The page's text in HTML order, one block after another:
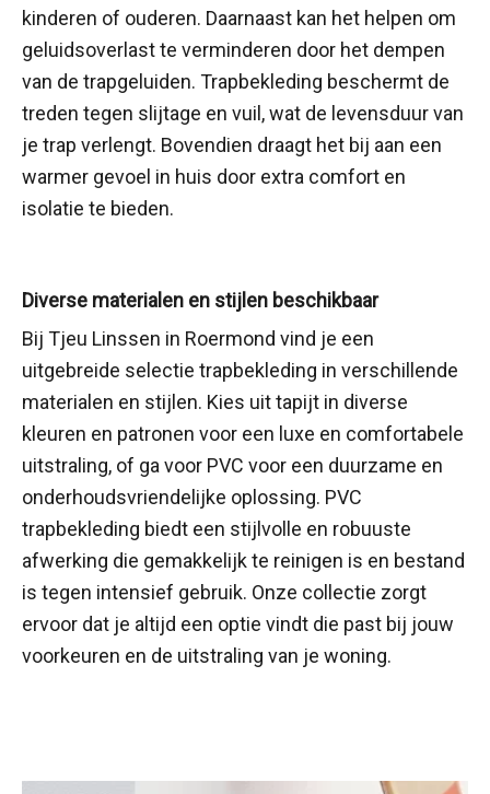
kinderen of ouderen. Daarnaast kan het helpen om
geluidsoverlast te verminderen door het dempen
van de trapgeluiden. Trapbekleding beschermt de
treden tegen slijtage en vuil, wat de levensduur van
je trap verlengt. Bovendien draagt het bij aan een
warmer gevoel in huis door extra comfort en
isolatie te bieden.
Diverse materialen en stijlen beschikbaar
Bij Tjeu Linssen in Roermond vind je een
uitgebreide selectie trapbekleding in verschillende
materialen en stijlen. Kies uit tapijt in diverse
kleuren en patronen voor een luxe en comfortabele
uitstraling, of ga voor PVC voor een duurzame en
onderhoudsvriendelijke oplossing. PVC
trapbekleding biedt een stijlvolle en robuuste
afwerking die gemakkelijk te reinigen is en bestand
is tegen intensief gebruik. Onze collectie zorgt
ervoor dat je altijd een optie vindt die past bij jouw
voorkeuren en de uitstraling van je woning.